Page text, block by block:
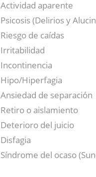
Actividad aparente
Psicosis (Delirios y
Riesgo de caídas
Irritabilidad
Incontinencia
Hipo/Hiperfagia
Ansiedad de separación
Retiro o aislamiento
Deterioro del juicio
Disfagia
Síndrome del ocaso